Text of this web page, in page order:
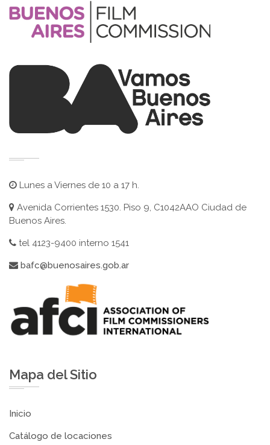
Lunes a Viernes de 10 a 17 h.
Avenida Corrientes 1530. Piso 9, C1042AAO Ciudad de
Buenos Aires.
tel 4123-9400 interno 1541
bafc@buenosaires.gob.ar
Mapa del Sitio
Inicio
Catálogo de locaciones